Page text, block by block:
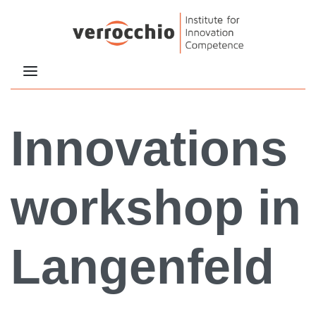
Innovations
workshop in
Langenfeld